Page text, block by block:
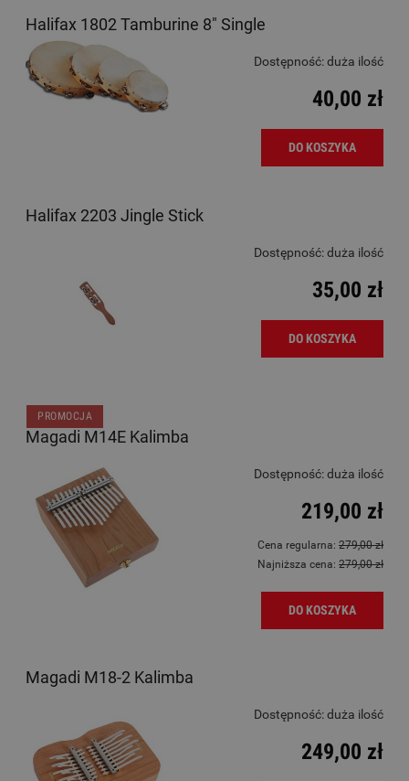
Halifax 1802 Tamburine 8" Single
Dostępność:duża ilość
40,00 zł
DO KOSZYKA
Halifax 2203 Jingle Stick
Dostępność:duża ilość
35,00 zł
DO KOSZYKA
Magadi M14E Kalimba
Dostępność:duża ilość
219,00 zł
Cena regularna: 279,00 zł
Najniższa cena: 279,00 zł
DO KOSZYKA
PROMOCJA
Magadi M18-2 Kalimba
Dostępność:duża ilość
249,00 zł